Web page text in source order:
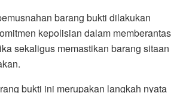
barang bukti dilakukan
kepolisian dalam memberantas
sekaligus memastikan barang sitaan
bukti ini merupakan langkah nyata